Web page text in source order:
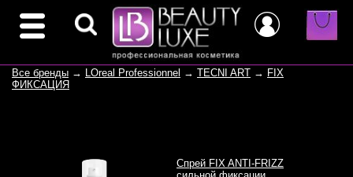
Все бренды → LOreal Professionnel → TECNI ART → FIX
ФИКСАЦИЯ
Спрей FIX ANTI-FRIZZ